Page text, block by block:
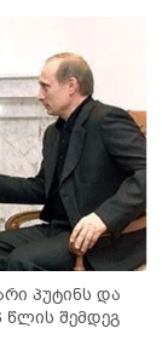
პუტინს და
წლის შემდეგ